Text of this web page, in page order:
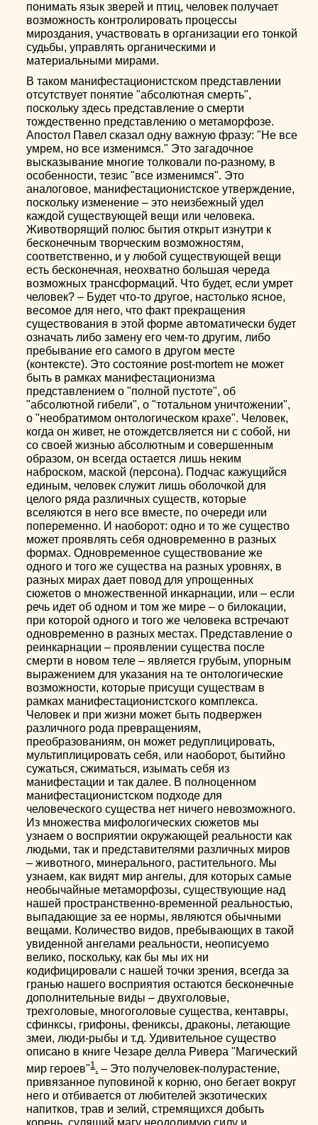
понимать язык зверей и птиц, человек получает
возможность контролировать процессы
мироздания, участвовать в организации его тонкой
судьбы, управлять органическими и
материальными мирами.
В таком манифестационистском представлении
отсутствует понятие "абсолютная смерть",
поскольку здесь представление о смерти
тождественно представлению о метаморфозе.
Апостол Павел сказал одну важную фразу: "Не все
умрем, но все изменимся." Это загадочное
высказывание многие толковали по-разному, в
особенности, тезис "все изменимся". Это
аналоговое, манифестационистское утверждение,
поскольку изменение – это неизбежный удел
каждой существующей вещи или человека.
Животворящий полюс бытия открыт изнутри к
бесконечным творческим возможностям,
соответственно, и у любой существующей вещи
есть бесконечная, неохватно большая череда
возможных трансформаций. Что будет, если умрет
человек? – Будет что-то другое, настолько ясное,
весомое для него, что факт прекращения
существования в этой форме автоматически будет
означать либо замену его чем-то другим, либо
пребывание его самого в другом месте
(контексте). Это состояние post-mortem не может
быть в рамках манифестационизма
представлением о "полной пустоте", об
"абсолютной гибели", о "тотальном уничтожении",
о "необратимом онтологическом крахе". Человек,
когда он живет, не отождетсвляется ни с собой, ни
со своей жизнью абсолютным и совершенным
образом, он всегда остается лишь неким
наброском, маской (персона). Подчас кажущийся
единым, человек служит лишь оболочкой для
целого ряда различных существ, которые
вселяются в него все вместе, по очереди или
попеременно. И наоборот: одно и то же существо
может проявлять себя одновременно в разных
формах. Одновременное существование же
одного и того же существа на разных уровнях, в
разных мирах дает повод для упрощенных
сюжетов о множественной инкарнации, или – если
речь идет об одном и том же мире – о билокации,
при которой одного и того же человека встречают
одновременно в разных местах. Представление о
реинкарнации – проявлении существа после
смерти в новом теле – является грубым, упорным
выражением для указания на те онтологические
возможности, которые присущи существам в
рамках манифестационистского комплекса.
Человек и при жизни может быть подвержен
различного рода превращениям,
преобразованиям, он может редуплицировать,
мультиплицировать себя, или наоборот, бытийно
сужаться, сжиматься, изымать себя из
манифестации и так далее. В полноценном
манифестационистском подходе для
человеческого существа нет ничего невозможного.
Из множества мифологических сюжетов мы
узнаем о восприятии окружающей реальности как
людьми, так и представителями различных миров
– животного, минерального, растительного. Мы
узнаем, как видят мир ангелы, для которых самые
необычайные метаморфозы, существующие над
нашей пространственно-временной реальностью,
выпадающие за ее нормы, являются обычными
вещами. Количество видов, пребывающих в такой
увиденной ангелами реальности, неописуемо
велико, поскольку, как бы мы их ни
кодифицировали с нашей точки зрения, всегда за
гранью нашего восприятия остаются бесконечные
дополнительные виды – двухголовые,
трехголовые, многоголовые существа, кентавры,
сфинксы, грифоны, фениксы, драконы, летающие
змеи, люди-рыбы и т.д. Удивительное существо
описано в книге Чезаре делла Ривера "Магический
мир героев"1. – Это получеловек-полурастение,
привязанное пуповиной к корню, оно бегает вокруг
него и отбивается от любителей экзотических
напитков, трав и зелий, стремящихся добыть